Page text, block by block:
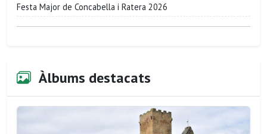
Festa Major de Concabella i Ratera 2026
Àlbums destacats